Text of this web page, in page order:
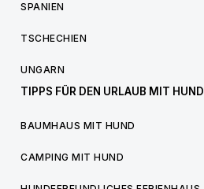
SPANIEN
TSCHECHIEN
UNGARN
TIPPS FÜR DEN URLAUB MIT HUND
BAUMHAUS MIT HUND
CAMPING MIT HUND